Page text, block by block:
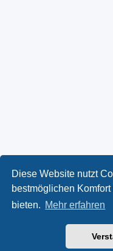
Diese Website nutzt
bestmöglichen
bieten. Mehr erfahren